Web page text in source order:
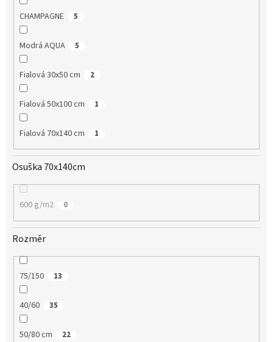
CHAMPAGNE 5
Modrá AQUA 5
Fialová 30x50 cm 2
Fialová 50x100 cm 1
Fialová 70x140 cm 1
Osuška 70x140cm
600 g/m2 0
Rozměr
75/150 13
40/60 35
50/80 cm 22